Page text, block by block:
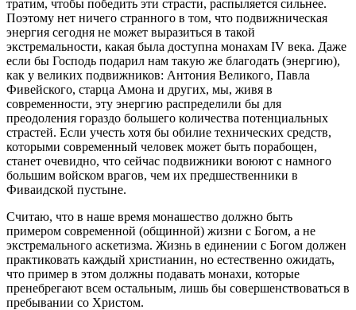
тратим, чтобы победить эти страсти, распыляется сильнее.
Поэтому нет ничего странного в том, что подвижническая
энергия сегодня не может выразиться в такой
экстремальности, какая была доступна монахам IV века. Даже
если бы Господь подарил нам такую же благодать (энергию),
как у великих подвижников: Антония Великого, Павла
Фивейского, старца Амона и других, мы, живя в
современности, эту энергию распределили бы для
преодоления гораздо большего количества потенциальных
страстей. Если учесть хотя бы обилие технических средств,
которыми современный человек может быть порабощен,
станет очевидно, что сейчас подвижники воюют с намного
большим войском врагов, чем их предшественники в
Фиваидской пустыне.
Считаю, что в наше время монашество должно быть
примером современной (общинной) жизни с Богом, а не
экстремального аскетизма. Жизнь в единении с Богом должен
практиковать каждый христианин, но естественно ожидать,
что пример в этом должны подавать монахи, которые
пренебрегают всем остальным, лишь бы совершенствоваться в
пребывании со Христом.